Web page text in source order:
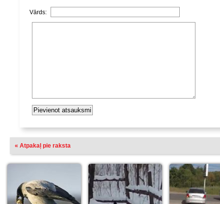
Vārds:
« Atpakaļ pie raksta